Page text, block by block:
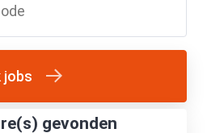
jobs
gevonden